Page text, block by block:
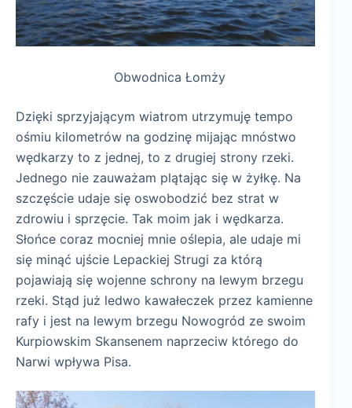
Obwodnica Łomży
Dzięki sprzyjającym wiatrom utrzymuję tempo
ośmiu kilometrów na godzinę mijając mnóstwo
wędkarzy to z jednej, to z drugiej strony rzeki.
Jednego nie zauważam plątając się w żyłkę. Na
szczęście udaje się oswobodzić bez strat w
zdrowiu i sprzęcie. Tak moim jak i wędkarza.
Słońce coraz mocniej mnie oślepia, ale udaje mi
się minąć ujście Lepackiej Strugi za którą
pojawiają się wojenne schrony na lewym brzegu
rzeki. Stąd już ledwo kawałeczek przez kamienne
rafy i jest na lewym brzegu Nowogród ze swoim
Kurpiowskim Skansenem naprzeciw którego do
Narwi wpływa Pisa.